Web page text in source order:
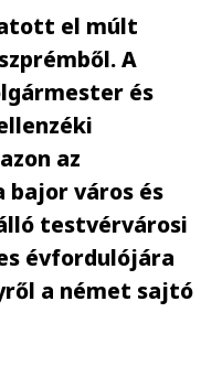
el múlt
A
és
az
bajor város és
testvérvárosi
évfordulójára
a német sajtó